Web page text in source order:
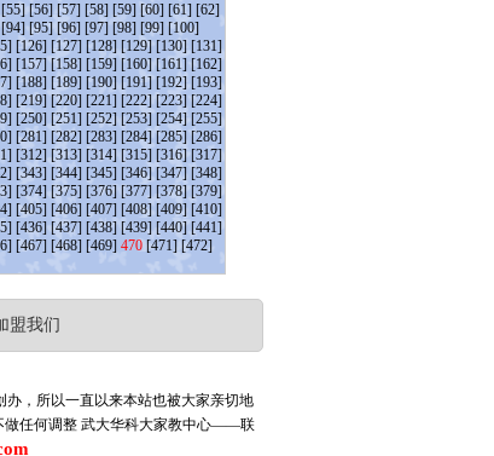
[55] [56] [57] [58] [59] [60] [61] [62]
[94] [95] [96] [97] [98] [99] [100]
[126] [127] [128] [129] [130] [131]
[157] [158] [159] [160] [161] [162]
[188] [189] [190] [191] [192] [193]
[219] [220] [221] [222] [223] [224]
[250] [251] [252] [253] [254] [255]
[281] [282] [283] [284] [285] [286]
[312] [313] [314] [315] [316] [317]
[343] [344] [345] [346] [347] [348]
[374] [375] [376] [377] [378] [379]
[405] [406] [407] [408] [409] [410]
[436] [437] [438] [439] [440] [441]
[467] [468] [469] 470 [471] [472]
盟我们
，所以一直以来本站也被大家亲切地
做任何调整 武大华科大家教中心——联